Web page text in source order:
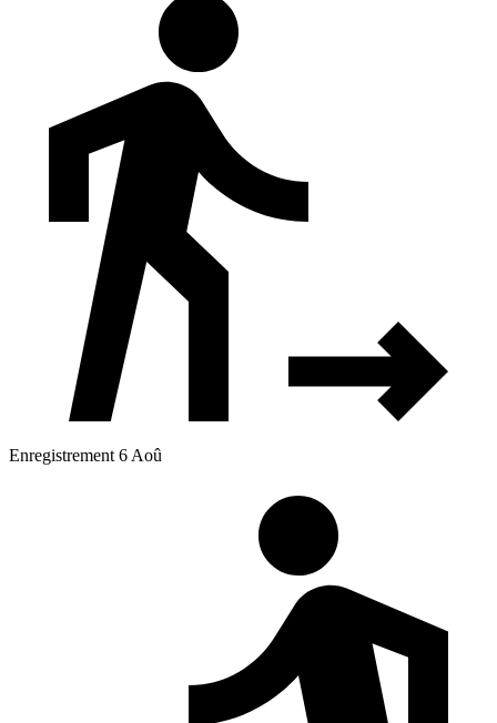
Enregistrement 6 Aoû